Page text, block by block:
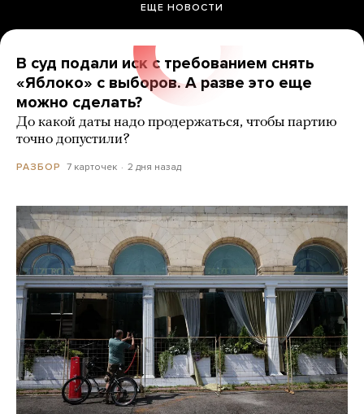
ЕЩЕ НОВОСТИ
В суд подали иск с требованием снять
«Яблоко» с выборов. А разве это еще
можно сделать?
До какой даты надо продержаться, чтобы партию
точно допустили?
РАЗБОР 7 карточек 2 дня назад